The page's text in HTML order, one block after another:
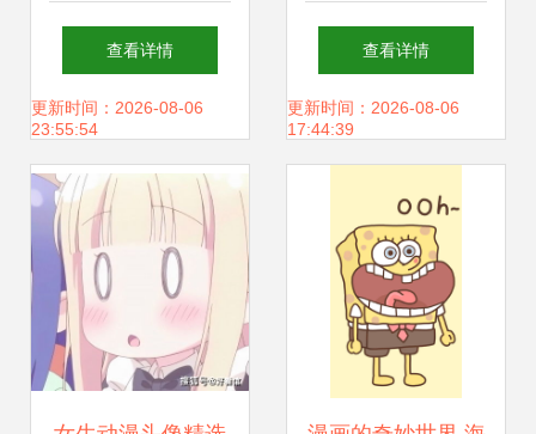
产业
查看详情
更新时间：2026-08-06
23:55:54
泣小狗图片，提升
创作效率和视觉吸
查看详情
更新时间：2026-08-06
17:44:39